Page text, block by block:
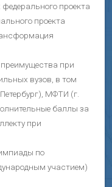
проекта
проекта
при
вузов, в том
МФТИ (г.
баллы за
при
по
участием)